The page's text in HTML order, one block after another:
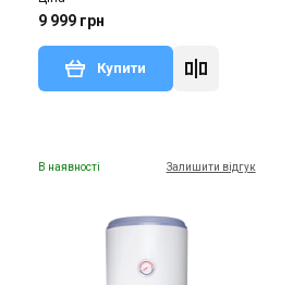
9 999 грн
Купити
В наявності Залишити відгук